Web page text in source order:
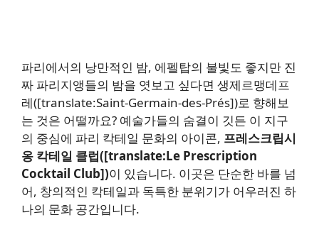
파리에서의 낭만적인 밤, 에펠탑의 불빛도 좋지만 진
짜 파리지앵들의 밤을 엿보고 싶다면 생제르맹데프
레([translate:Saint-Germain-des-Prés])로 향해보
는 것은 어떨까요? 예술가들의 숨결이 깃든 이 지구
의 중심에 파리 칵테일 문화의 아이콘, 프레스크립시
옹 칵테일 클럽([translate:Le Prescription
Cocktail Club])이 있습니다. 이곳은 단순한 바를 넘
어, 창의적인 칵테일과 독특한 분위기가 어우러진 하
나의 문화 공간입니다.